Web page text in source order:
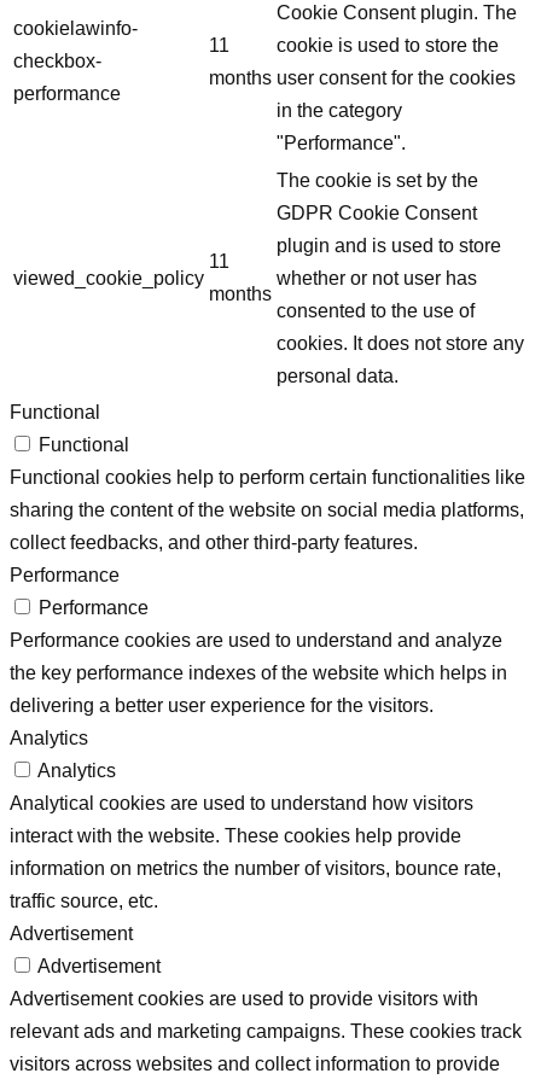
cookielawinfo-
checkbox-
performance
11
months
Cookie Consent plugin. The
cookie is used to store the
user consent for the cookies
in the category
"Performance".
viewed_cookie_policy
11
months
The cookie is set by the
GDPR Cookie Consent
plugin and is used to store
whether or not user has
consented to the use of
cookies. It does not store any
personal data.
Functional
Functional
Functional cookies help to perform certain functionalities like
sharing the content of the website on social media platforms,
collect feedbacks, and other third-party features.
Performance
Performance
Performance cookies are used to understand and analyze
the key performance indexes of the website which helps in
delivering a better user experience for the visitors.
Analytics
Analytics
Analytical cookies are used to understand how visitors
interact with the website. These cookies help provide
information on metrics the number of visitors, bounce rate,
traffic source, etc.
Advertisement
Advertisement
Advertisement cookies are used to provide visitors with
relevant ads and marketing campaigns. These cookies track
visitors across websites and collect information to provide